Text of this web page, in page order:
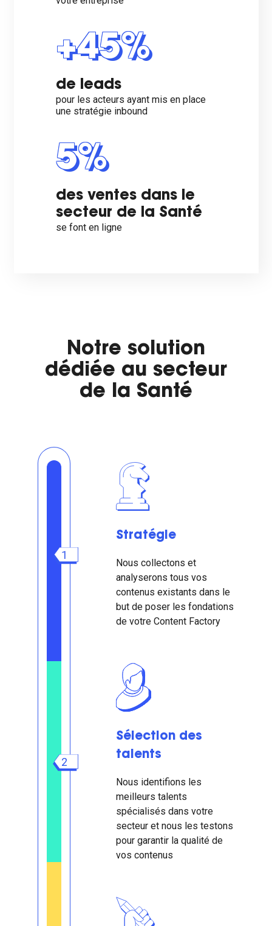
+45%
de leads
pour les acteurs ayant mis en place
une stratégie inbound
5%
des ventes dans le
secteur de la Santé
se font en ligne
Notre solution
dédiée au secteur
de la Santé
Stratégie
Nous collectons et
analyserons tous vos
contenus existants dans le
but de poser les fondations
de votre Content Factory
Sélection des
talents
Nous identifions les
meilleurs talents
spécialisés dans votre
secteur et nous les testons
pour garantir la qualité de
vos contenus
1
2